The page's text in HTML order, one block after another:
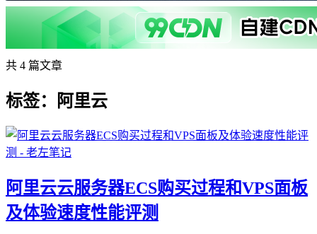
共 4 篇文章
标签：阿里云
阿里云云服务器ECS购买过程和VPS面板
及体验速度性能评测